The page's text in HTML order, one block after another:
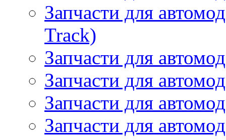
Запчасти для
Track)
Запчасти для
Запчасти для
Запчасти для
Запчасти для